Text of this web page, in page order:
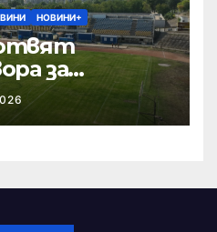
НОВИНИ+
за
на
„Панайот